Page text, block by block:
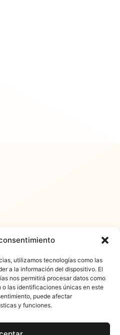
utilizamos tecnologías como las
a la información del dispositivo. El
nos permitirá procesar datos como
las identificaciones únicas en este
puede afectar
y funciones.